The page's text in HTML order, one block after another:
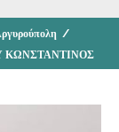
/
ΚΩΝΣΤΑΝΤΙΝΟΣ